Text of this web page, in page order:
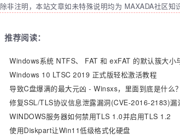
除非注明，本站文章如未特殊说明均为 MAXADA社区
推荐阅读：
Windows系统 NTFS、 FAT 和 exFAT 的默认簇大小
Windows 10 LTSC 2019 正式版轻松激活教程
导致C盘爆满的最大元凶 - Winsxs，里面到底是什么
修复SSL/TLS协议信息泄露漏洞(CVE-2016-2183)漏
WINDOWS服务器如何禁用TLS 1.0并启用TLS 1.2
使用Diskpart让Win11低级格式化硬盘